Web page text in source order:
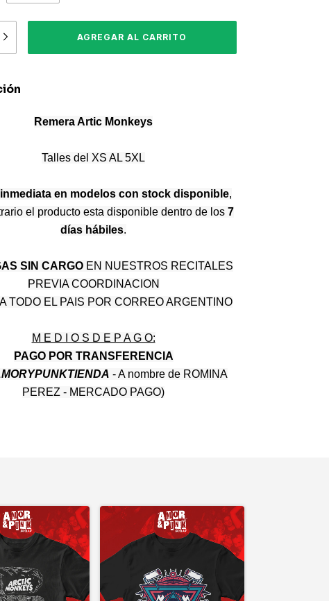
Remera Artic Monkeys
Talles del XS AL 5XL
en modelos con stock disponible,
el producto esta disponible dentro de los7
días hábiles.
SIN CARGOEN NUESTROS RECITALES
PREVIA COORDINACION
TODO EL PAIS POR CORREO ARGENTINO
M E D I O S D E P A G O:
PAGO POR TRANSFERENCIA
- A nombre de ROMINA
PEREZ - MERCADO PAGO)